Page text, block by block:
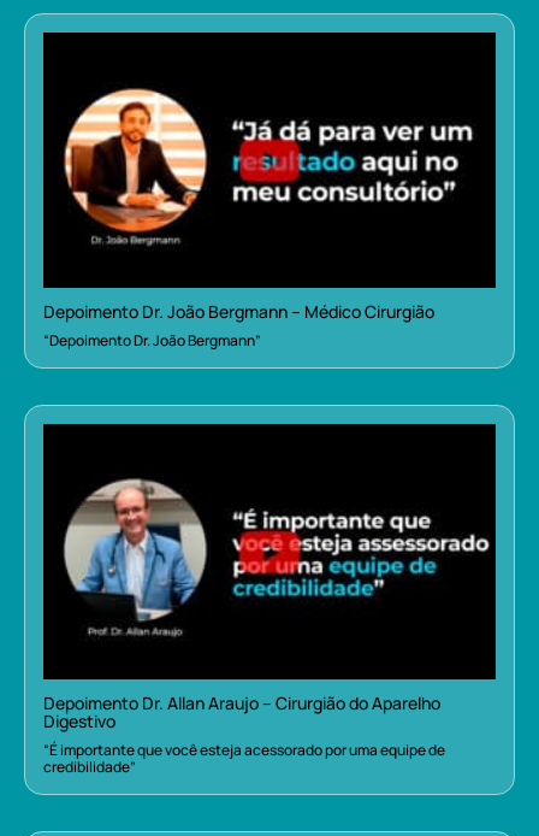
Depoimento Dr. João Bergmann – Médico Cirurgião
“Depoimento Dr. João Bergmann”
Depoimento Dr. Allan Araujo – Cirurgião do Aparelho
Digestivo
“É importante que você esteja acessorado por uma equipe de
credibilidade”